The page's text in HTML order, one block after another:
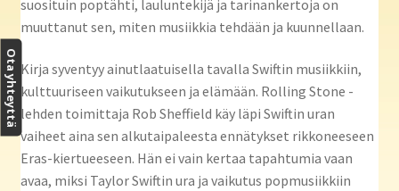
suosituin poptähti, lauluntekijä ja tarinankertoja on
muuttanut sen, miten musiikkia tehdään ja kuunnellaan.
Kirja syventyy ainutlaatuisella tavalla Swiftin musiikkiin,
kulttuuriseen vaikutukseen ja elämään. Rolling Stone -
lehden toimittaja Rob Sheffield käy läpi Swiftin uran
vaiheet aina sen alkutaipaleesta ennätykset rikkoneeseen
Eras-kiertueeseen. Hän ei vain kertaa tapahtumia vaan
avaa, miksi Taylor Swiftin ura ja vaikutus popmusiikkiin
Ota yhteyttä